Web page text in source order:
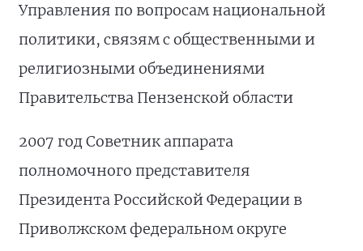
Управления по вопросам национальной
политики, связям с общественными и
религиозными объединениями
Правительства Пензенской области
2007 год Советник аппарата
полномочного представителя
Президента Российской Федерации в
Приволжском федеральном округе